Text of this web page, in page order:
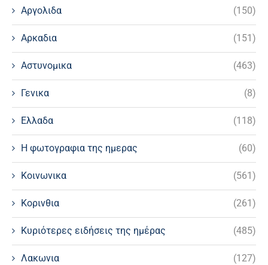
Αργολιδα (150)
Αρκαδια (151)
Αστυνομικα (463)
Γενικα (8)
Ελλαδα (118)
Η φωτογραφια της ημερας (60)
Κοινωνικα (561)
Κορινθια (261)
Κυριότερες ειδήσεις της ημέρας (485)
Λακωνια (127)